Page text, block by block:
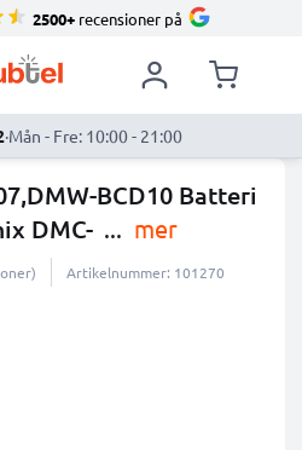
2500+ recensioner på
·Mån - Fre: 10:00 - 21:00
BCD10 Batteri
DMC- ... mer
Artikelnummer: 101270